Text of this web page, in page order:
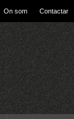
On som Contactar